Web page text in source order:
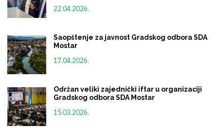
22.04.2026.
Saopštenje za javnost Gradskog odbora SDA
Mostar
17.04.2026.
Održan veliki zajednički iftar u organizaciji
Gradskog odbora SDA Mostar
15.03.2026.